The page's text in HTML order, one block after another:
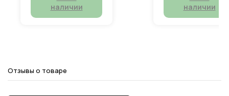
наличии
наличии
Отзывы о товаре